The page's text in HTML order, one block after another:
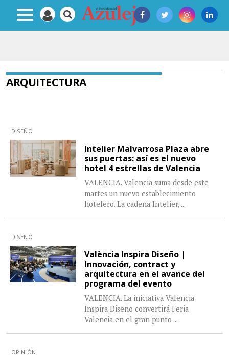
ARQUITECTURA
DISEÑO
Intelier Malvarrosa Plaza abre
sus puertas: así es el nuevo
hotel 4 estrellas de Valencia
VALENCIA. Valencia suma desde este
martes un nuevo establecimiento
hotelero. La cadena Intelier, ...
DISEÑO
València Inspira Diseño |
Innovación, contract y
arquitectura en el avance del
programa del evento
VALENCIA. La iniciativa València
Inspira Diseño convertirá Feria
Valencia en el gran punto ...
OPINIÓN